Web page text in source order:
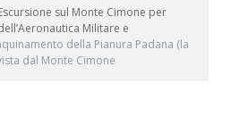
sul Monte Cimone per
Militare e
della Pianura Padana (la
dal Monte Cimone